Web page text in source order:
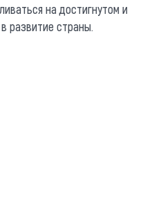
на достигнутом и
развитие страны.